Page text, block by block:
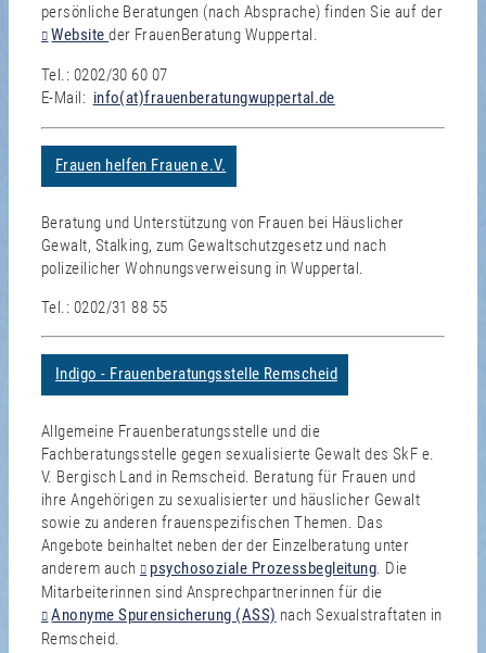
persönliche Beratungen (nach Absprache) finden Sie auf der
Websiteder FrauenBeratung Wuppertal.
Tel.: 0202/30 60 07
E-Mail: info(at)frauenberatungwuppertal.de
Frauen helfen Frauen e.V.
Beratung und Unterstützung von Frauen bei Häuslicher
Gewalt, Stalking, zum Gewaltschutzgesetz und nach
polizeilicher Wohnungsverweisung in Wuppertal.
Tel.: 0202/31 88 55
Indigo - Frauenberatungsstelle Remscheid
Allgemeine Frauenberatungsstelle und die
Fachberatungsstelle gegen sexualisierte Gewalt des SkF e.
V. Bergisch Land in Remscheid. Beratung für Frauen und
ihre Angehörigen zu sexualisierter und häuslicher Gewalt
sowie zu anderen frauenspezifischen Themen. Das
Angebote beinhaltet neben der der Einzelberatung unter
anderem auch
psychosoziale Prozessbegleitung. Die
Mitarbeiterinnen sind Ansprechpartnerinnen für die
Anonyme Spurensicherung (ASS) nach Sexualstraftaten in
Remscheid.